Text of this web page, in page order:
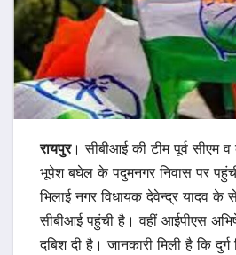
रायपुर। सीबीआई की टीम पूर्व सीएम
भूपेश बघेल के पदुमनगर निवास पर
भिलाई नगर विधायक देवेन्द्र यादव के
सीबीआई पहुंची है। वहीं आईपीएस
दबिश दी है। जानकारी मिली है कि